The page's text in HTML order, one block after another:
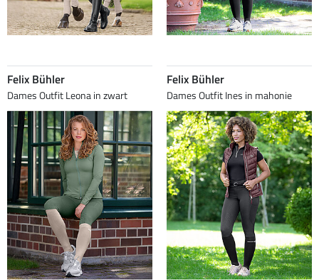
Felix Bühler
Dames Outfit Leona in zwart
Felix Bühler
Dames Outfit Ines in mahonie